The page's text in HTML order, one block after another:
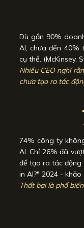
74% công ty
AI. Chỉ 26% đã
để tạo ra tác động
in AI?" 2024 - khảo
Thất bại là phổ
Dù gần 90%
AI, chưa đến 40%
cụ thể. (McKinsey,
Nhiều CEO nghĩ
chưa tạo ra tác